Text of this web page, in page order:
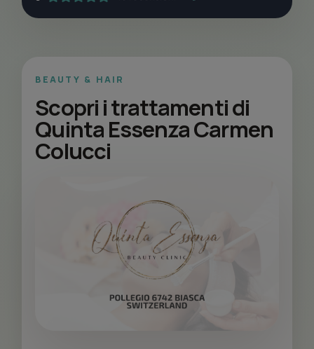
BEAUTY & HAIR
Scopri i trattamenti di
Quinta Essenza Carmen
Colucci